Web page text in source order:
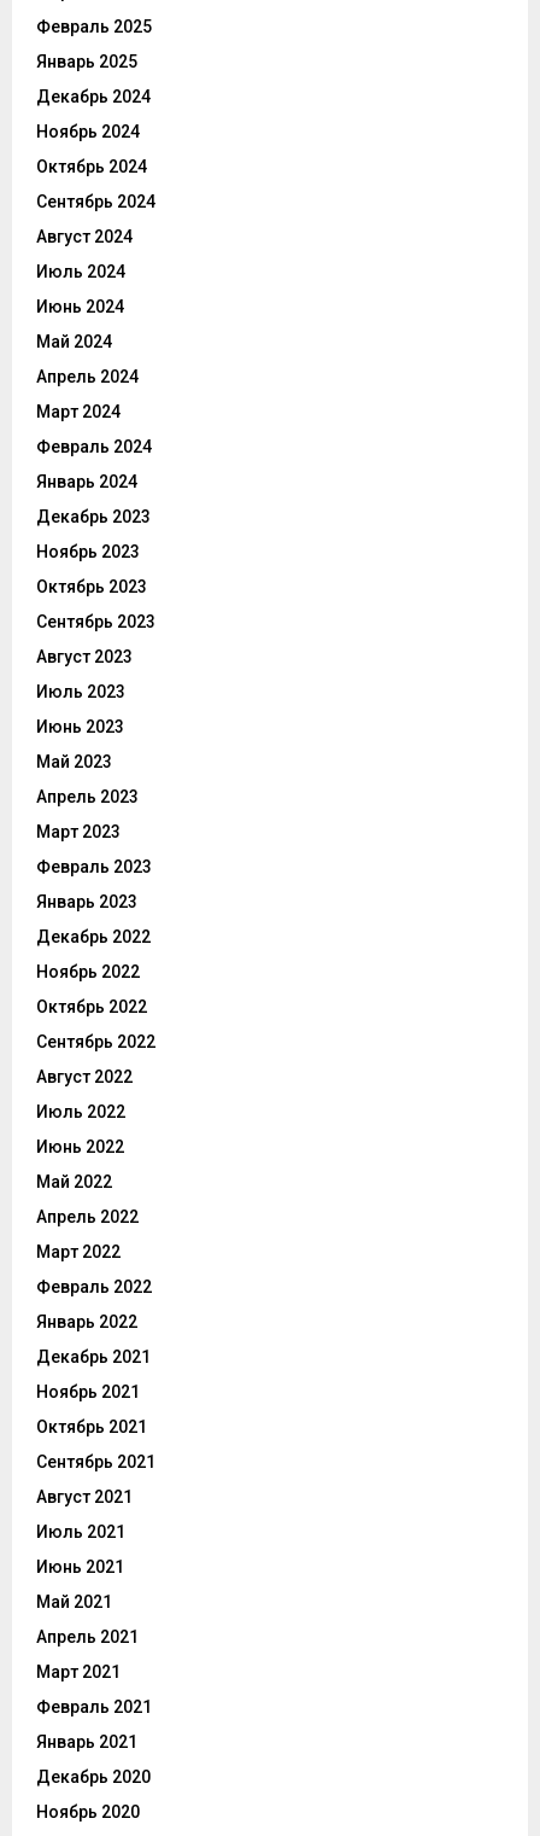
Февраль 2025
Январь 2025
Декабрь 2024
Ноябрь 2024
Октябрь 2024
Сентябрь 2024
Август 2024
Июль 2024
Июнь 2024
Май 2024
Апрель 2024
Март 2024
Февраль 2024
Январь 2024
Декабрь 2023
Ноябрь 2023
Октябрь 2023
Сентябрь 2023
Август 2023
Июль 2023
Июнь 2023
Май 2023
Апрель 2023
Март 2023
Февраль 2023
Январь 2023
Декабрь 2022
Ноябрь 2022
Октябрь 2022
Сентябрь 2022
Август 2022
Июль 2022
Июнь 2022
Май 2022
Апрель 2022
Март 2022
Февраль 2022
Январь 2022
Декабрь 2021
Ноябрь 2021
Октябрь 2021
Сентябрь 2021
Август 2021
Июль 2021
Июнь 2021
Май 2021
Апрель 2021
Март 2021
Февраль 2021
Январь 2021
Декабрь 2020
Ноябрь 2020